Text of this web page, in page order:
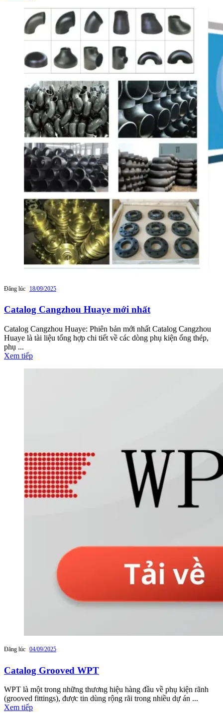
Đăng lúc 18/09/2025
Catalog Cangzhou Huaye mới nhất
Catalog Cangzhou Huaye: Phiên bản mới nhất Catalog Cangzhou
Huaye là tài liệu tổng hợp chi tiết về các dòng phụ kiện ống thép,
phụ ...
Xem tiếp
Đăng lúc 04/09/2025
Catalog Grooved WPT
WPT là một trong những thương hiệu hàng đầu về phụ kiện rãnh
(grooved fittings), được tin dùng rộng rãi trong nhiều dự án ...
Xem tiếp